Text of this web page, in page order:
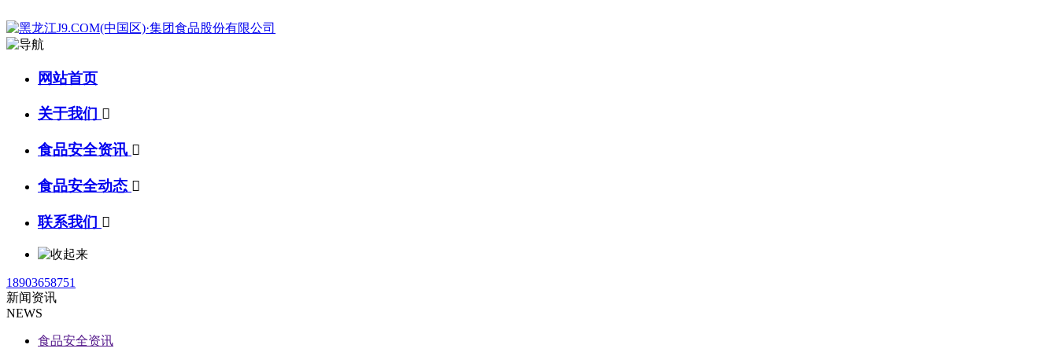
网站首页
关于我们 
食品安全资讯 
食品安全动态 
联系我们 
18903658751
新闻资讯
NEWS
食品安全资讯